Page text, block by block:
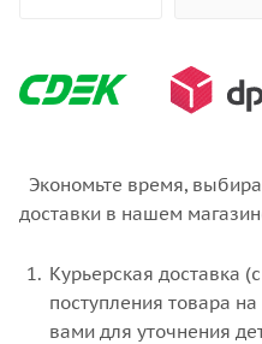
Экономьте время,
доставки в нашем
Курьерская доставка
поступления товара
вами для уточнения